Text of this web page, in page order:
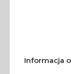
Informacja